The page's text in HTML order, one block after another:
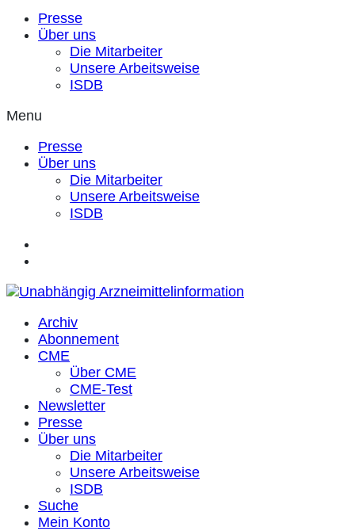
Presse
Über uns
Die Mitarbeiter
Unsere Arbeitsweise
ISDB
Menu
Presse
Über uns
Die Mitarbeiter
Unsere Arbeitsweise
ISDB
Archiv
Abonnement
CME
Über CME
CME-Test
Newsletter
Presse
Über uns
Die Mitarbeiter
Unsere Arbeitsweise
ISDB
Suche
Mein Konto